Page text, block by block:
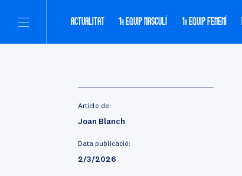
ACTUALITAT 1 R EQUIP MASCULÍ 1 R EQUIP FEMENÍ
Article de:
Joan Blanch
Data publicació:
2/3/2026